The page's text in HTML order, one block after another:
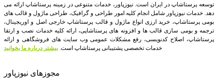
توسعه پرستاشاپ در ایران است.نیوزپاور، خدمات متنوعی در زمینه پرستاشاپ ارائه می
دهد. خدمات نیوزپاور شامل انجام کلیه امور طراحی و گرافیک، طراحی ماژول و قالب های
بومی پرستاشاپ، خرید ارزی انواع ماژول و قالب پرستاشاپ خارجی اصل و اوریجینال،
ترجمه و بومی سازی قالب ها و افزونه های پرستاشاپی، ارائه کلیه خدمات نصب و ارتقا
پرستاشاپ، اصلاح کدنویسی، رفع مشکلات عمومی وب سایت های فروشگاهی و ارائه
خدمات تخصصی پشتیبانی پرستاشاپ است. بیشتر درباره ما بخوانید
مجوزهای نیوزپاور